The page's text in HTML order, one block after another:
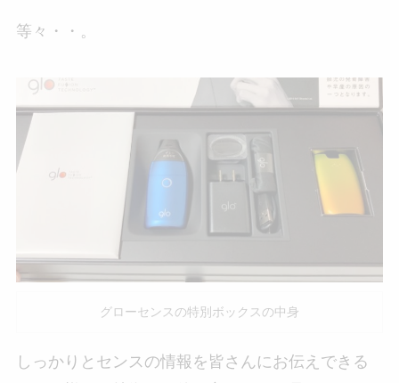
等々・・。
グローセンスの特別ボックスの中身
しっかりとセンスの情報を皆さんにお伝えできる